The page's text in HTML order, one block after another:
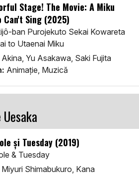
Stage! The Movie: A Miku
Can't Sing (2025)
ban Purojekuto Sekai Kowareta
to Utaenai Miku
Akina, Yu Asakawa, Saki Fujita
Animaţie, Muzică
și Tuesday (2019)
& Tuesday
Miyuri Shimabukuro, Kana